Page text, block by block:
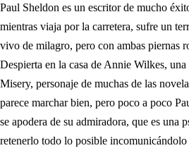
Paul Sheldon es un escritor de mucho
mientras viaja por la carretera, sufre un
vivo de milagro, pero con ambas piernas
Despierta en la casa de Annie Wilkes,
Misery, personaje de muchas de las
parece marchar bien, pero poco a poco
se apodera de su admiradora, que es una
retenerlo todo lo posible